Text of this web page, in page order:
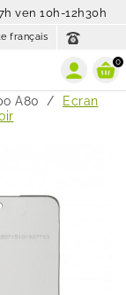
ven 10h-12h30h
français
0
A80
Ecran